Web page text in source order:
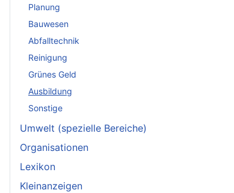
Planung
Bauwesen
Abfalltechnik
Reinigung
Grünes Geld
Ausbildung
Sonstige
Umwelt (spezielle Bereiche)
Organisationen
Lexikon
Kleinanzeigen